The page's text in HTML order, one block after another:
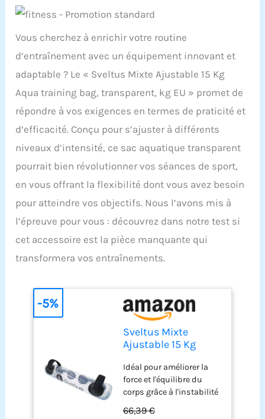
Vous cherchez à enrichir votre routine
d’entraînement avec un équipement innovant et
adaptable ? Le « Sveltus Mixte Ajustable 15 Kg
Aqua training bag, transparent, kg EU » promet de
répondre à vos exigences en termes de praticité et
d’efficacité. Conçu pour s’ajuster à différents
niveaux d’intensité, ce sac aquatique transparent
pourrait bien révolutionner vos séances de sport,
en vous offrant la flexibilité dont vous avez besoin
pour atteindre vos objectifs. Nous l’avons mis à
l’épreuve pour vous : découvrez dans notre test si
cet accessoire est la pièce manquante qui
transformera vos entraînements.
Sveltus Mixte
Ajustable 15 Kg
Transparent, Kg EU
Idéal pour améliorer la
force et l'équilibre du
corps grâce à l'instabilité
66,39 €
-5%